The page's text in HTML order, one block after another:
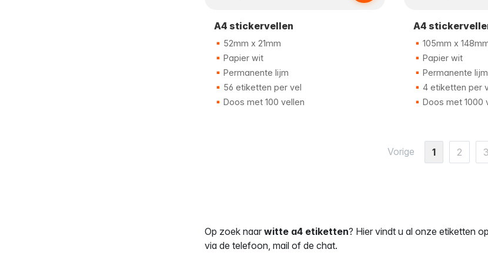
A4 stickervellen
52mm x 21mm
Papier wit
Permanente lijm
56 etiketten per vel
Doos met 100 vellen
A4
105mm x
Papier wit
Permanente lijm
4 etiketten per
Doos met 1000
Vorige 1 2 3
Op zoek naar witte a4 etiketten? Hier vindt u al onze etiketten
via de telefoon, mail of de chat.